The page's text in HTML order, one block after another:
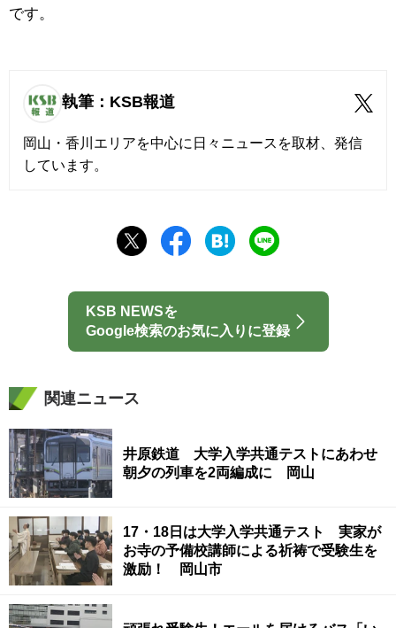
です。
執筆：KSB報道
岡山・香川エリアを中心に日々ニュースを取材、発信
しています。
KSB NEWSを
Google検索のお気に入りに登録
関連ニュース
井原鉄道 大学入学共通テストにあわせ
朝夕の列車を2両編成に 岡山
17・18日は大学入学共通テスト 実家が
お寺の予備校講師による祈祷で受験生を
激励！ 岡山市